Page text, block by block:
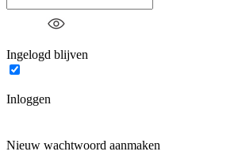
Ingelogd blijven
Inloggen
Nieuw wachtwoord aanmaken